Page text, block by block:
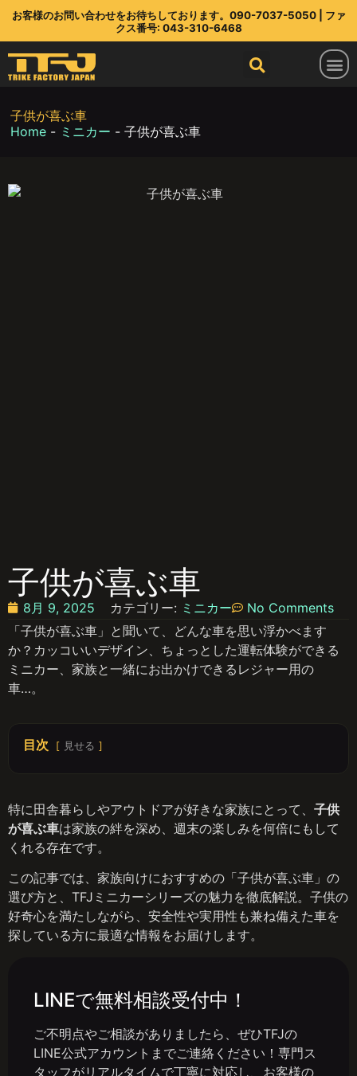
お客様のお問い合わせをお待ちしております。090-7037-5050 | ファ
クス番号: 043-310-6468
子供が喜ぶ車
Home- ミニカー - 子供が喜ぶ車
子供が喜ぶ車
8月 9, 2025 カテゴリー: ミニカー
No Comments
「子供が喜ぶ車」と聞いて、どんな車を思い浮かべます
か？カッコいいデザイン、ちょっとした運転体験ができる
ミニカー、家族と一緒にお出かけできるレジャー用の
車…。
目次 見せる
特に田舎暮らしやアウトドアが好きな家族にとって、 子供
が喜ぶ車は家族の絆を深め、週末の楽しみを何倍にもして
くれる存在です。
この記事では、家族向けにおすすめの「子供が喜ぶ車」の
選び方と、TFJミニカーシリーズの魅力を徹底解説。子供の
好奇心を満たしながら、安全性や実用性も兼ね備えた車を
探している方に最適な情報をお届けします。
LINEで無料相談受付中！
ご不明点やご相談がありましたら、ぜひTFJの
LINE公式アカウントまでご連絡ください！専門ス
タッフがリアルタイムで丁寧に対応し、お客様の